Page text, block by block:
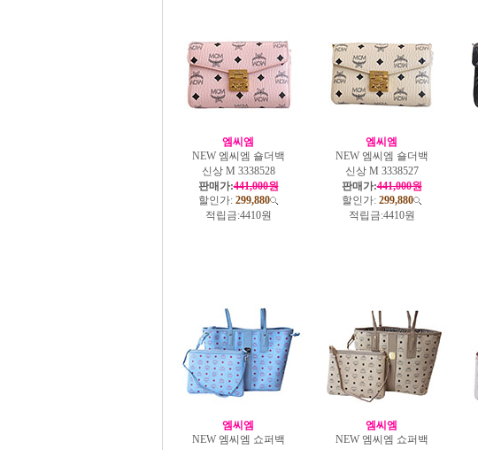
엠씨엠
NEW 엠씨엠 숄더백
신상 M 3338528
판매가:441,000원
할인가: 299,880
적립금:4410원
엠씨엠
NEW 엠씨엠 숄더백
신상 M 3338527
판매가:441,000원
할인가: 299,880
적립금:4410원
엠씨엠
NEW 엠씨엠 쇼퍼백
엠씨엠
NEW 엠씨엠 쇼퍼백